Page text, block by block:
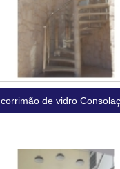
corrimão de vidro